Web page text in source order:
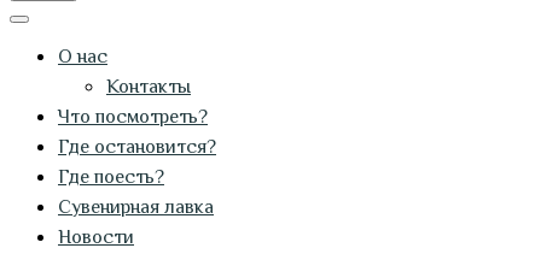
О нас
Контакты
Что посмотреть?
Где остановится?
Где поесть?
Сувенирная лавка
Новости